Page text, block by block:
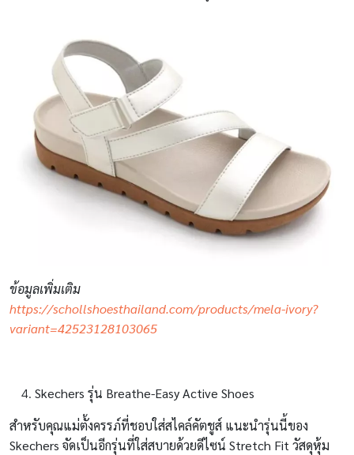
ข้อมูลเพิ่มเติม
https://schollshoesthailand.com/products/mela-ivory?
variant=42523128103065
Skechers รุ่น Breathe-Easy Active Shoes
สำหรับคุณแม่ตั้งครรภ์ที่ชอบใส่สไคล์คัตชูส์ แนะนำรุ่นนี้ของ
Skechers จัดเป็นอีกรุ่นที่ใส่สบายด้วยดีไซน์ Stretch Fit วัสดุหุ้ม